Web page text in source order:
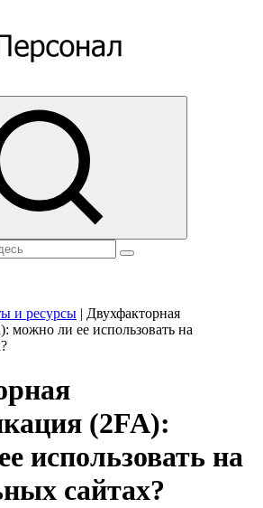
и ресурсы | Двухфакторная
можно ли ее использовать на
(2FA):
использовать на
сайтах?